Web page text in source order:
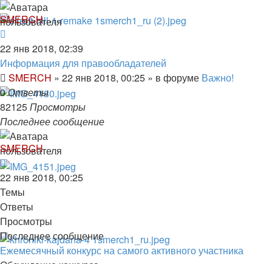
SMERCH
22 янв 2018, 02:39
Информация для правообладателей
SMERCH » 22 янв 2018, 00:25 » в форуме Важно!
0Ответы
82125Просмотры
Последнее сообщение
SMERCH
22 янв 2018, 00:25
Темы
Ответы
Просмотры
Последнее сообщение
Ежемесячный конкурс на самого активного участника